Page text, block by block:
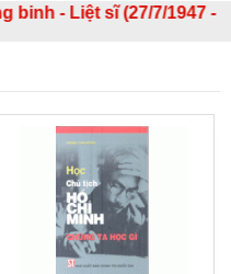
- Liệt sĩ (27/7/1947 - 27/